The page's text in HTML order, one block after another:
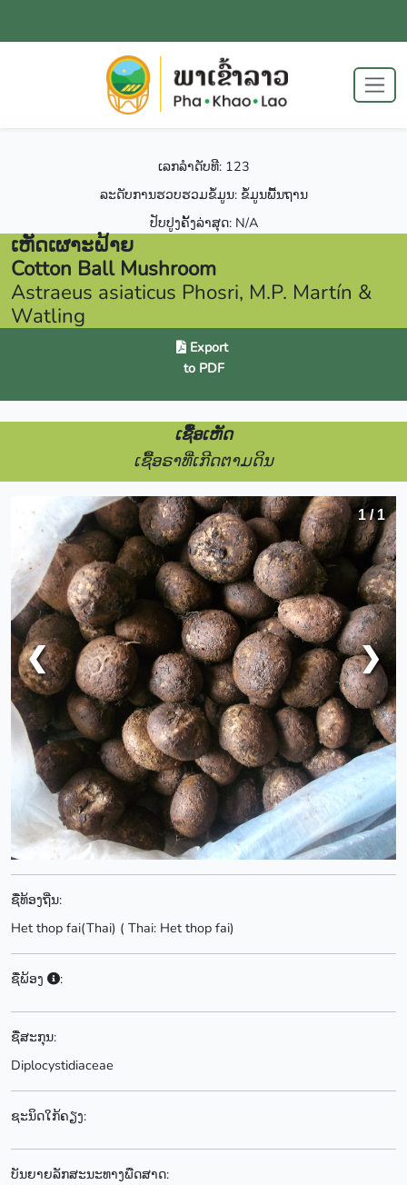
ເລກລຳດັບທີ: 123
ລະດັບການຮວບຮວມຂໍ້ມູນ: ຂໍ້ມູນພື້ນຖານ
ປັບປູງຄັ້ງລ່າສຸດ: N/A
ເຫັດເຜາະຝ້າຍ
Cotton Ball Mushroom
Astraeus asiaticus Phosri, M.P. Martín &
Watling
Export
to PDF
ເຊື້ອເຫັດ
ເຊື້ອຣາທີ່ເກີດຕາມດິນ
1 / 1
❮ ❯
ຊື່ທ້ອງຖີ່ນ:
Het thop fai(Thai) ( Thai: Het thop fai)
ຊື່ພ້ອງ :
ຊື່ສະກຸນ:
Diplocystidiaceae
ຊະນິດໃກ້ຄຽງ:
ບັນຍາຍລັກສະນະທາງພືດສາດ: